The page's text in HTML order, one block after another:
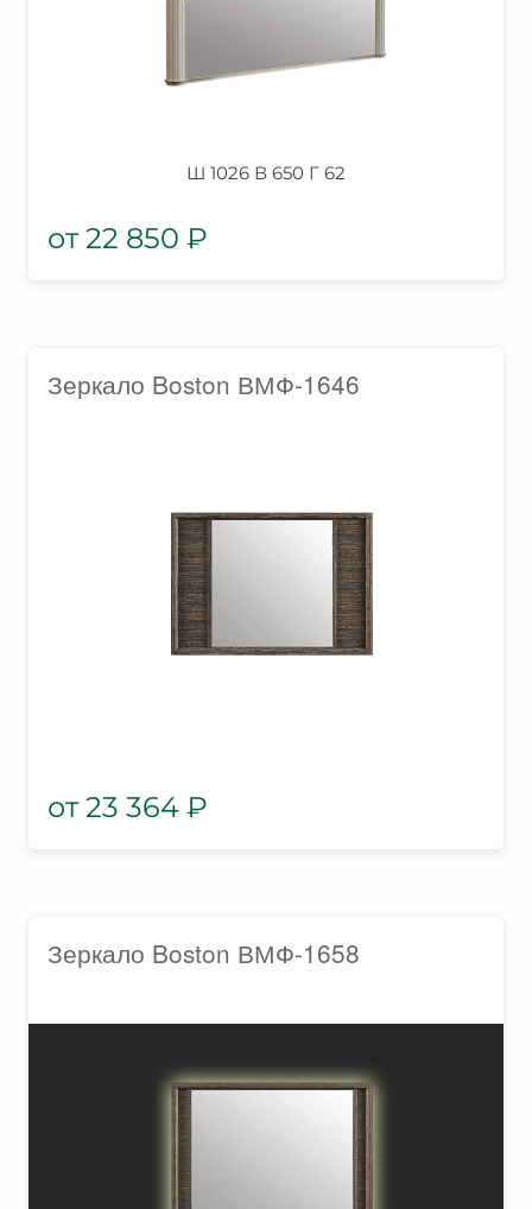
Ш 1026 В 650 Г 62
22 850 ₽
Зеркало Boston ВМФ-1646
23 364 ₽
Зеркало Boston ВМФ-1658